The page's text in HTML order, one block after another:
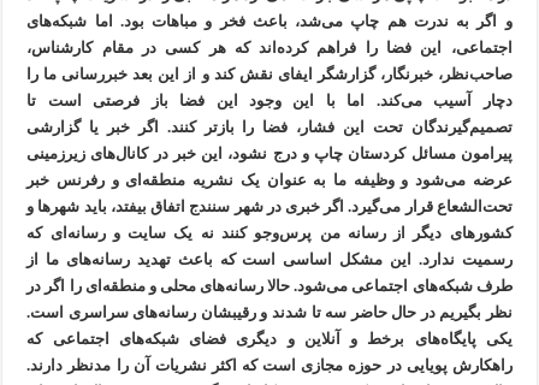
و اگر به ‌ندرت هم چاپ می‌شد، باعث فخر و مباهات بود. اما شبکه‌های
اجتماعی، این فضا را فراهم کرده‌اند که هر کسی در مقام کارشناس،
صاحب‌نظر، خبرنگار، گزارشگر ایفای نقش کند و از این بعد خبررسانی ما را
دچار آسیب می‌کند. اما با این وجود این فضا باز فرصتی است تا
تصمیم‌گیرندگان تحت این فشار، فضا را بازتر کنند. اگر خبر یا گزارشی
پیرامون مسائل کردستان چاپ و درج نشود، این خبر در کانال‌های زیرزمینی
عرضه می‌شود و وظیفه ما به عنوان یک نشریه منطقه‌ای و رفرنس خبر
تحت‌الشعاع قرار می‌گیرد. اگر خبری در شهر سنندج اتفاق بیفتد، باید شهرها و
کشورهای دیگر از رسانه من پرس‌وجو کنند نه یک سایت و رسانه‌ای که
رسمیت ندارد. این مشکل اساسی است که باعث تهدید رسانه‌های ما از
طرف شبکه‌های اجتماعی می‌شود. حالا رسانه‌های محلی و منطقه‌ای را اگر در
نظر بگیریم در حال حاضر سه تا شدند و رقیبشان رسانه‌های سراسری است.
یکی پایگاه‌های برخط و آنلاین و دیگری فضای شبکه‌های اجتماعی که
راهکارش پویایی در حوزه مجازی است که اکثر نشریات آن را مدنظر دارند.